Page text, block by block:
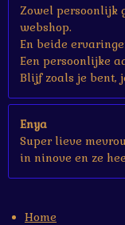
Zowel persoonlijk
webshop.
En beide
Een persoonlijke
Blijf zoals je bent,
Enya
Super lieve
in ninove en ze
Home